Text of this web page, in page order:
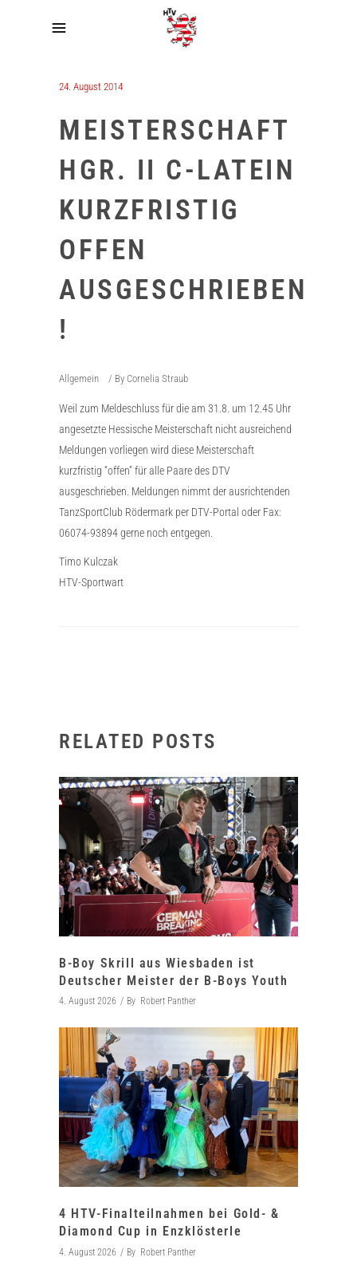
24. August 2014
MEISTERSCHAFT
HGR. II C-LATEIN
KURZFRISTIG
OFFEN
AUSGESCHRIEBEN
!
Allgemein By Cornelia Straub
Weil zum Meldeschluss für die am 31.8. um 12.45 Uhr
angesetzte Hessische Meisterschaft nicht ausreichend
Meldungen vorliegen wird diese Meisterschaft
kurzfristig “offen” für alle Paare des DTV
ausgeschrieben. Meldungen nimmt der ausrichtenden
TanzSportClub Rödermark per DTV-Portal oder Fax:
06074-93894 gerne noch entgegen.
Timo Kulczak
HTV-Sportwart
RELATED POSTS
B-Boy Skrill aus Wiesbaden ist
Deutscher Meister der B-Boys Youth
4. August 2026 By Robert Panther
4 HTV-Finalteilnahmen bei Gold- &
Diamond Cup in Enzklösterle
4. August 2026 By Robert Panther